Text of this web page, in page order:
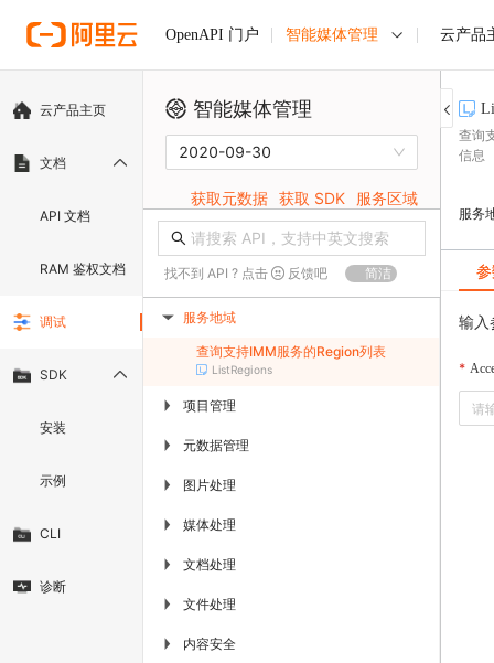
OpenAPI 门户 智能媒体管理 云产品
云产品主页
文档
API 文档
RAM 鉴权文档
调试
SDK
安装
示例
CLI
诊断
智能媒体管理
2020-09-30
获取元数据 获取 SDK 服务区域
找不到 API ? 点击 反馈吧 简洁
▶ 服务地域
查询支持IMM服务的Region列表
ListRegions
▶ 项目管理
▶ 元数据管理
▶ 图片处理
▶ 媒体处理
▶ 文档处理
▶ 文件处理
▶ 内容安全
查询
信息
服务
输入